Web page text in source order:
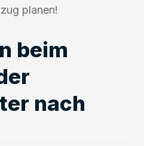
planen!
beim
nach